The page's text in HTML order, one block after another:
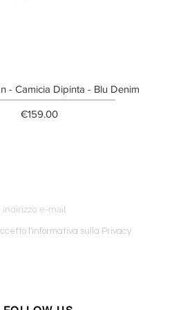
- Camicia Dipinta - Blu Denim
Price
€159.00
l'informativa sulla Privacy